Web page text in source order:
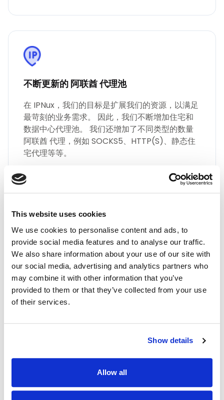
This website uses cookies
We use cookies to personalise content and ads, to
provide social media features and to analyse our traffic.
We also share information about your use of our site with
our social media, advertising and analytics partners who
may combine it with other information that you’ve
provided to them or that they’ve collected from your use
of their services.
Show details
Allow all
不断更新的 阿联酋 代理池
在 IPNux，我们的目标是扩展我们的资源，以满足
最苛刻的业务需求。 因此，我们不断增加住宅和
数据中心代理池。 我们还增加了不同类型的数量
阿联酋 代理，例如 SOCKS5、HTTP(S)、静态住
宅代理等等。
最高品质
通过 IPnux 采用业界最高质量的代理。 我们的代
理经过精心策划，可提供卓越的性能、无与伦比的
安全性和无缝的在线匿名性。 相信我们对满足您
所有代理需求的质量承诺，包括 阿联酋 住宅代